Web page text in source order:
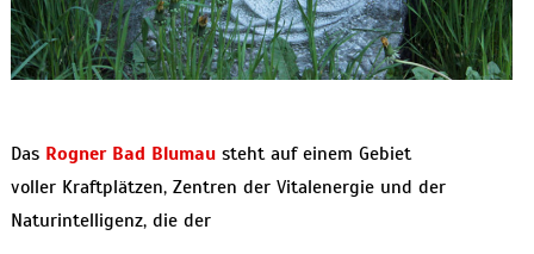
Das Rogner Bad Blumausteht auf einem Gebiet
voller Kraftplätzen, Zentren der Vitalenergie und der
Naturintelligenz, die der